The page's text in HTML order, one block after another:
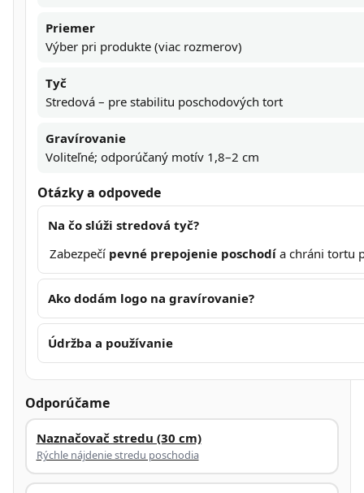
Priemer
Výber pri produkte (viac rozmerov)
Tyč
Stredová – pre stabilitu poschodových tort
Gravírovanie
Voliteľné; odporúčaný motív 1,8–2 cm
Otázky a odpovede
Na čo slúži stredová tyč?
Zabezpečí pevné prepojenie poschodí a chráni tortu
Ako dodám logo na gravírovanie?
Údržba a používanie
Odporúčame
Naznačovač stredu (30 cm)
Rýchle nájdenie stredu poschodia